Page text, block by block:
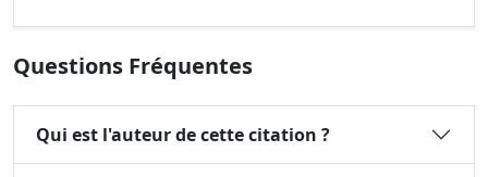
Questions Fréquentes
Qui est l'auteur de cette citation ?